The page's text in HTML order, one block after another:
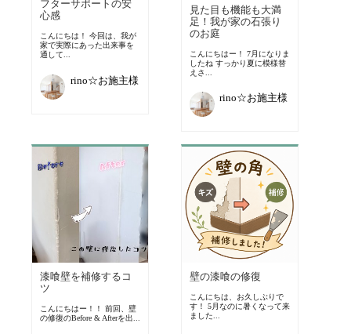
フターサポートの安
心感
こんにちは！ 今回は、我が
家で実際にあった出来事を
通して...
rino☆お施主様
見た目も機能も大満
足！我が家の石張り
のお庭
こんにちはー！ 7月になりま
したね すっかり夏に模様替
えさ...
rino☆お施主様
漆喰壁を補修するコ
ツ
こんにちはー！！ 前回、壁
の修復のBefore & Afterを出...
壁の漆喰の修復
こんにちは、お久しぶりで
す！ 5月なのに暑くなって来
ました...